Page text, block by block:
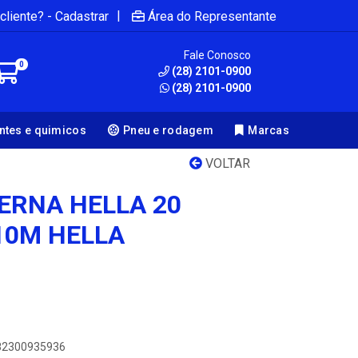
- Cadastrar | Área do Representante
0
Fale Conosco
(28) 2101-0900
(28) 2101-0900
e quimicos Pneu e rodagem Marcas
VOLTAR
HELLA 20
HELLA